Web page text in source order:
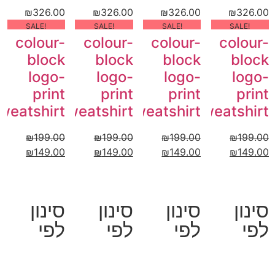
₪326.00
!SALE
colour-
block
logo-
print
sweatshirt
₪199.00
₪149.00
₪326.00
!SALE
colour-
block
logo-
print
sweatshirt
₪199.00
₪149.00
₪326.00
!SALE
colour-
block
logo-
print
sweatshirt
₪199.00
₪149.00
₪326.00
!SALE
colour-
block
logo-
print
₪199.00
₪149.00
סינון
לפי
סינון
לפי
סינון
לפי
סינון
לפי